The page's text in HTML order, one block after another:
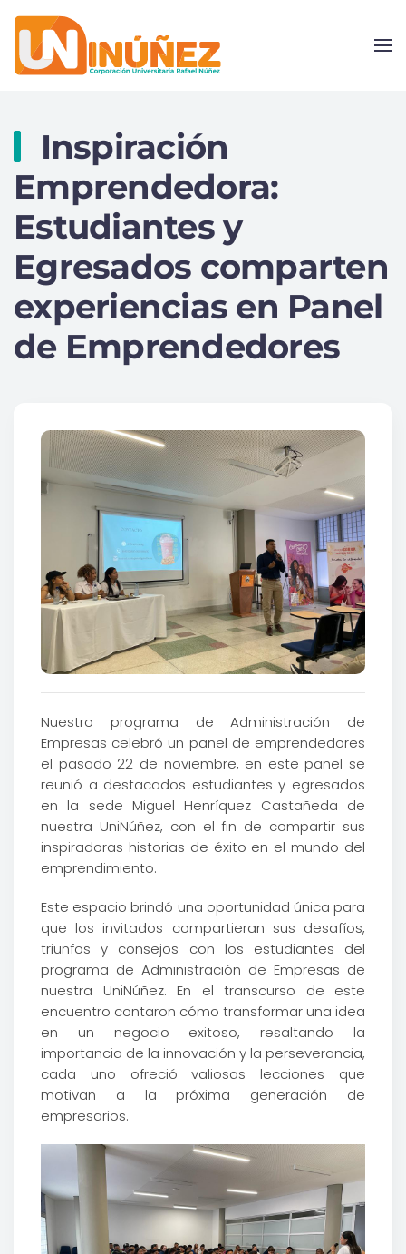
Skip to main content
Inspiración
Emprendedora:
Estudiantes y
Egresados comparten
experiencias en Panel
de Emprendedores
Nuestro programa de Administración de
Empresas celebró un panel de emprendedores
el pasado 22 de noviembre, en este panel se
reunió a destacados estudiantes y egresados
en la sede Miguel Henríquez Castañeda de
nuestra UniNúñez, con el fin de compartir sus
inspiradoras historias de éxito en el mundo del
emprendimiento.
Este espacio brindó una oportunidad única para
que los invitados compartieran sus desafíos,
triunfos y consejos con los estudiantes del
programa de Administración de Empresas de
nuestra UniNúñez. En el transcurso de este
encuentro contaron cómo transformar una idea
en un negocio exitoso, resaltando la
importancia de la innovación y la perseverancia,
cada uno ofreció valiosas lecciones que
motivan a la próxima generación de
empresarios.